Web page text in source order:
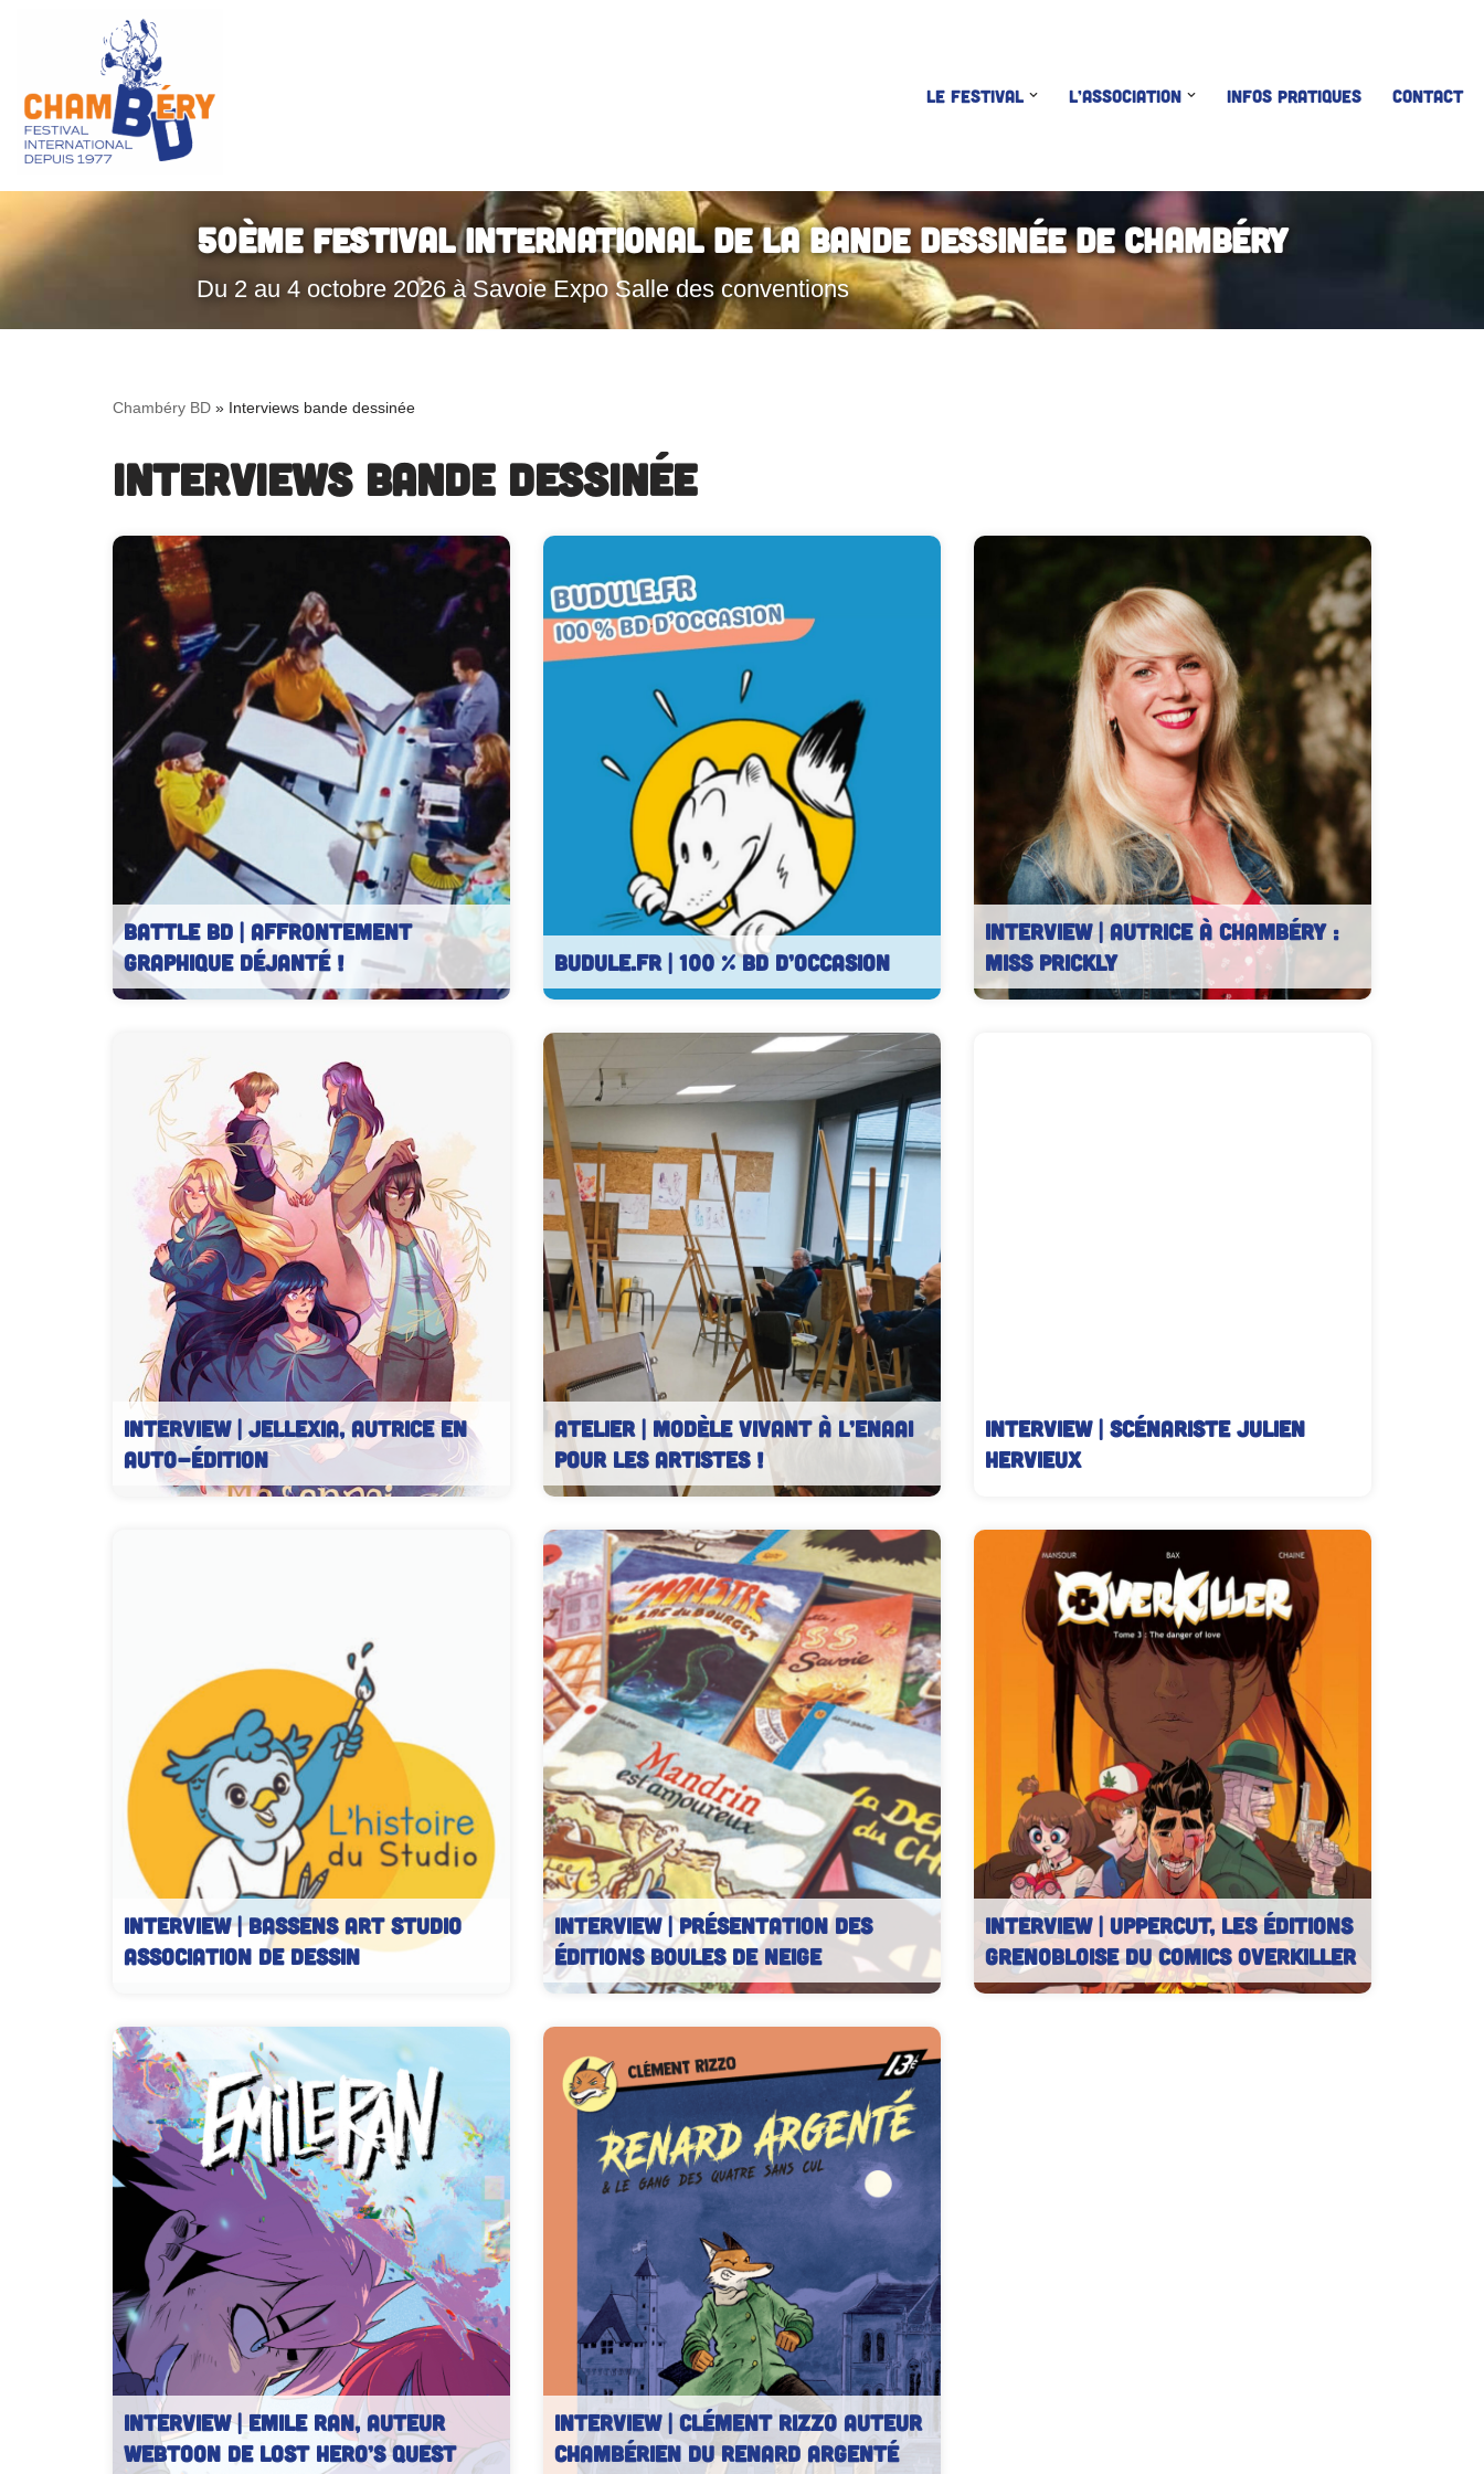
au
contenu
LE FESTIVAL L’ASSOCIATION INFOS PRATIQUES CONTACT
50ème Festival International de la Bande Dessinée de Chambéry
Du 2 au 4 octobre 2026 à Savoie Expo Salle des conventions
Chambéry BD » Interviews bande dessinée
Interviews bande dessinée
BATTLE BD | Affrontement
graphique déjanté !
BUDULE.fr | 100 % BD d’occasion
INTERVIEW | Autrice à Chambéry :
Miss Prickly
INTERVIEW | Jellexia, autrice en
auto-édition
ATELIER | Modèle vivant à l’ENAAI
pour les artistes !
Atelier de modèle vivant à l’ENAAI
INTERVIEW | Scénariste JULIEN
HERVIEUX
INTERVIEW | Bassens Art Studio
association de dessin
INTERVIEW | Présentation des
Éditions Boules de neige
INTERVIEW | Uppercut, les éditions
Grenobloise du comics Overkiller
INTERVIEW | Emile Ran, auteur
Webtoon de Lost Hero’s Quest
INTERVIEW | Clément Rizzo auteur
Chambérien du Renard Argenté